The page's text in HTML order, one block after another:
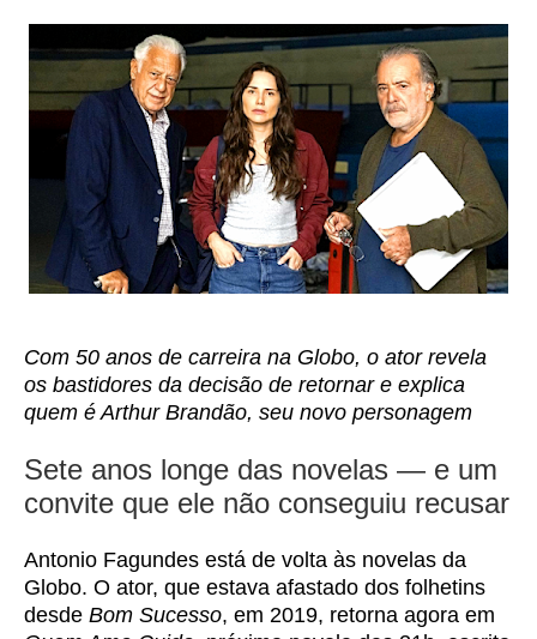
Com 50 anos de carreira na Globo, o ator revela
os bastidores da decisão de retornar e explica
quem é Arthur Brandão, seu novo personagem
Sete anos longe das novelas — e um
convite que ele não conseguiu recusar
Antonio Fagundes está de volta às novelas da
Globo. O ator, que estava afastado dos folhetins
desde Bom Sucesso, em 2019, retorna agora em